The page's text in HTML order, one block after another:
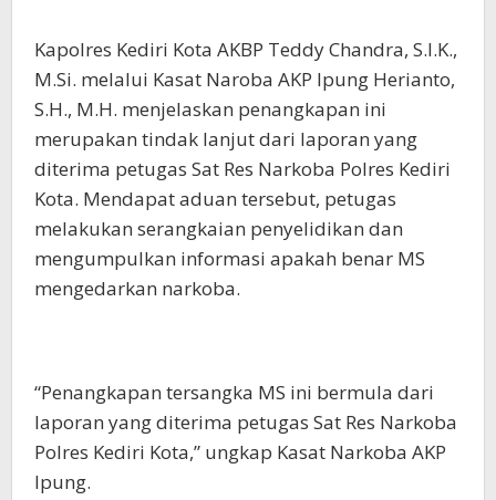
Kapolres Kediri Kota AKBP Teddy Chandra, S.I.K.,
M.Si. melalui Kasat Naroba AKP Ipung Herianto,
S.H., M.H. menjelaskan penangkapan ini
merupakan tindak lanjut dari laporan yang
diterima petugas Sat Res Narkoba Polres Kediri
Kota. Mendapat aduan tersebut, petugas
melakukan serangkaian penyelidikan dan
mengumpulkan informasi apakah benar MS
mengedarkan narkoba.
“Penangkapan tersangka MS ini bermula dari
laporan yang diterima petugas Sat Res Narkoba
Polres Kediri Kota,” ungkap Kasat Narkoba AKP
Ipung.